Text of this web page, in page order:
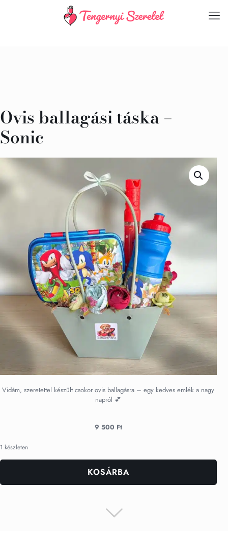
Ovis ballagási táska –
Sonic
Vidám, szeretettel készült csokor ovis ballagásra – egy kedves emlék a nagy
napról 💕
9 500 Ft
1 készleten
KOSÁRBA